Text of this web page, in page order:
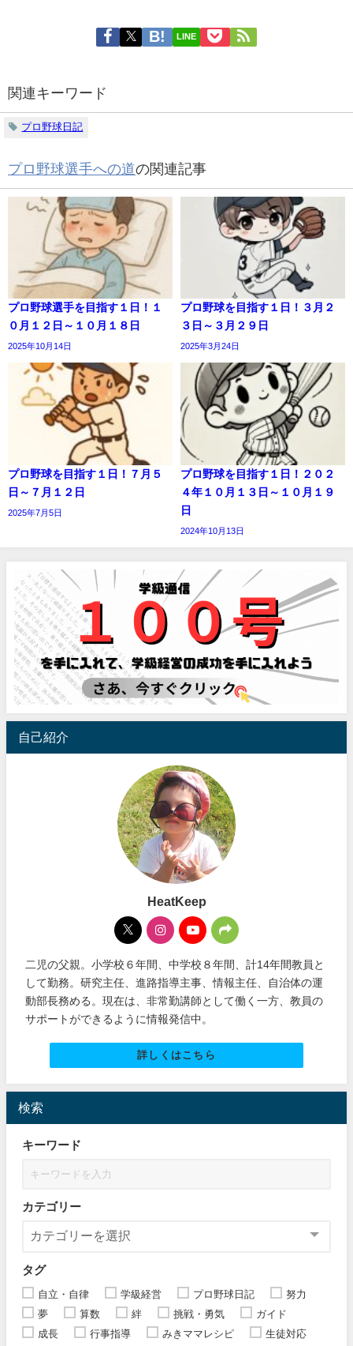
LINE
関連キーワード
プロ野球日記
プロ野球選手への道の関連記事
プロ野球選手を目指す１日！１
０月１２日～１０月１８日
2025年10月14日
プロ野球を目指す１日！３月２
３日～３月２９日
2025年3月24日
プロ野球を目指す１日！７月５
日～７月１２日
2025年7月5日
プロ野球を目指す１日！２０２
４年１０月１３日～１０月１９
日
2024年10月13日
自己紹介
HeatKeep
二児の父親。小学校６年間、中学校８年間、計14年間教員と
して勤務。研究主任、進路指導主事、情報主任、自治体の運
動部長務める。現在は、非常勤講師として働く一方、教員の
サポートができるように情報発信中。
詳しくはこちら
検索
キーワード
カテゴリー
タグ
自立・自律 学級経営 プロ野球日記
努力
夢
算数 絆 挑戦・勇気
ガイド
成長
行事指導 みきママレシピ
生徒対応